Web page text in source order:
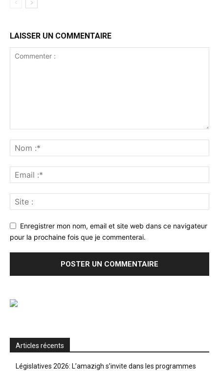
LAISSER UN COMMENTAIRE
Enregistrer mon nom, email et site web dans ce navigateur
pour la prochaine fois que je commenterai.
Articles récents
Législatives 2026: L’amazigh s’invite dans les programmes